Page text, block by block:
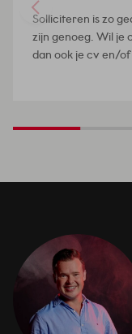
Solliciteren is zo
zijn genoeg. Wil je
dan ook je cv en/